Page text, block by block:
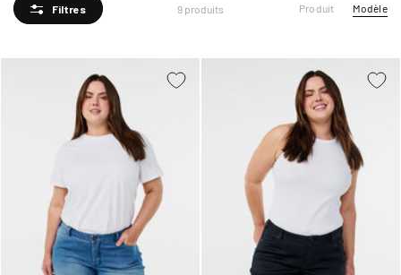
Filtres 9 produits Produit Modèle